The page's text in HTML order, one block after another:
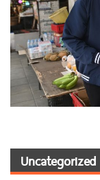
Uncategorized